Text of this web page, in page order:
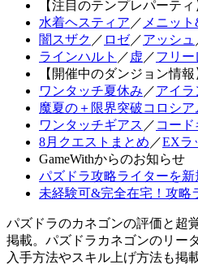
【注目のテンプレパーティ
水着ヘスティア ／ メニッ
闇スザク ／ ロゼ／アッシュ
ラインハルト ／ 虚 ／フリー
【開催中のダンジョン情報
ワンタッチ夏休み ／アイラ
魔夏の＋限界突破コロシア
ワンタッチギアス ／ コー
8月クエストまとめ ／EXラ
GameWithからのお知らせ
パズドラ攻略ライターを新
未経験可&完全在宅！攻略
パズドラのカネゴンの評価と超
掲載。パズドラカネゴンのリー
入手方法やスキル上げ方法も掲